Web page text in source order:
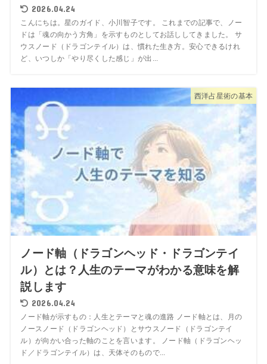
2026.04.24
こんにちは。星のガイド、小川智子です。 これまでの記事で、ノー
ドは「魂の向かう方角」を示すものとしてお話ししてきました。 サ
ウスノード（ドラゴンテイル）は、慣れた生き方。安心できるけれ
ど、いつしか「やり尽くした感じ」が出...
西洋占星術の基本
ノード軸（ドラゴンヘッド・ドラゴンテイ
ル）とは？人生のテーマがわかる意味を解
説します
2026.04.24
ノード軸が示すもの：人生とテーマと魂の進路 ノード軸とは、月の
ノースノード（ドラゴンヘッド）とサウスノード（ドラゴンテイ
ル）が向かい合った軸のことを言います。 ノード軸（ドラゴンヘッ
ド／ドラゴンテイル）は、天体そのもので...